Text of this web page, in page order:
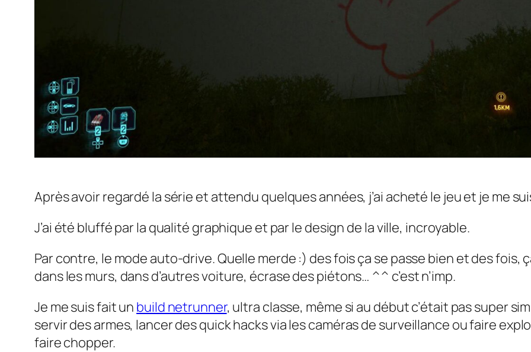
Après avoir regardé la série et attendu quelques années, j’ai acheté le jeu et je me
J’ai été bluffé par la qualité graphique et par le design de la ville, incroyable.
Par contre, le mode auto-drive. Quelle merde :) des fois ça se passe bien et des fois,
dans les murs, dans d’autres voiture, écrase des piétons… ^^ c’est n’imp.
Je me suis fait un build netrunner, ultra classe, même si au début c’était pas super
servir des armes, lancer des quick hacks via les caméras de surveillance ou faire
faire chopper.